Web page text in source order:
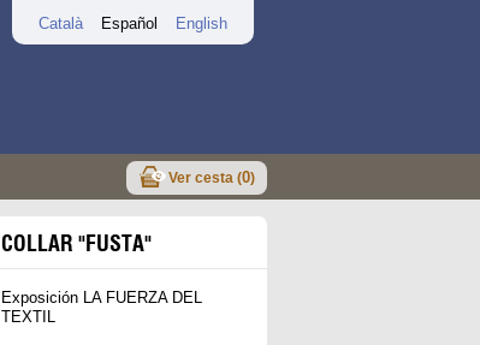
Català Español English
Ver cesta (0)
COLLAR "FUSTA"
Exposición LA FUERZA DEL
TEXTIL